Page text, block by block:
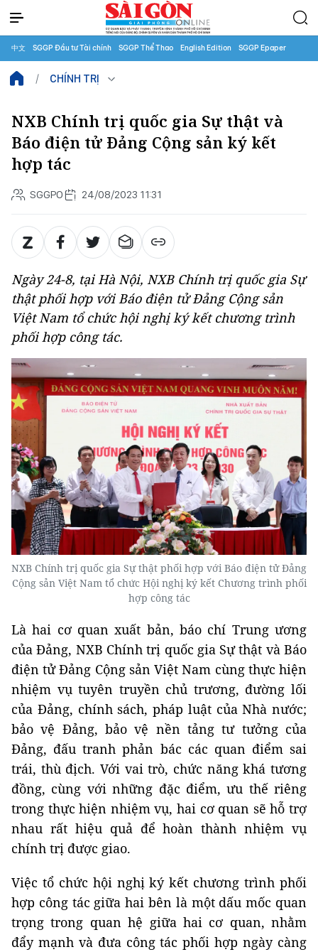
中文 SGGP Đầu tư Tài chính SGGP Thể Thao English Edition SGGP Epaper
CHÍNH TRỊ
NXB Chính trị quốc gia Sự thật và
Báo điện tử Đảng Cộng sản ký kết
hợp tác
SGGPO 24/08/2023 11:31
Ngày 24-8, tại Hà Nội, NXB Chính trị quốc gia Sự
thật phối hợp với Báo điện tử Đảng Cộng sản
Việt Nam tổ chức hội nghị ký kết chương trình
phối hợp công tác.
NXB Chính trị quốc gia Sự thật phối hợp với Báo điện tử Đảng
Cộng sản Việt Nam tổ chức Hội nghị ký kết Chương trình phối
hợp công tác
Là hai cơ quan xuất bản, báo chí Trung ương
của Đảng, NXB Chính trị quốc gia Sự thật và Báo
điện tử Đảng Cộng sản Việt Nam cùng thực hiện
nhiệm vụ tuyên truyền chủ trương, đường lối
của Đảng, chính sách, pháp luật của Nhà nước;
bảo vệ Đảng, bảo vệ nền tảng tư tưởng của
Đảng, đấu tranh phản bác các quan điểm sai
trái, thù địch. Với vai trò, chức năng khá tương
đồng, cùng với những đặc điểm, ưu thế riêng
trong thực hiện nhiệm vụ, hai cơ quan sẽ hỗ trợ
nhau rất hiệu quả để hoàn thành nhiệm vụ
chính trị được giao.
Việc tổ chức hội nghị ký kết chương trình phối
hợp công tác giữa hai bên là một dấu mốc quan
trọng trong quan hệ giữa hai cơ quan, nhằm
đẩy mạnh và đưa công tác phối hợp ngày càng